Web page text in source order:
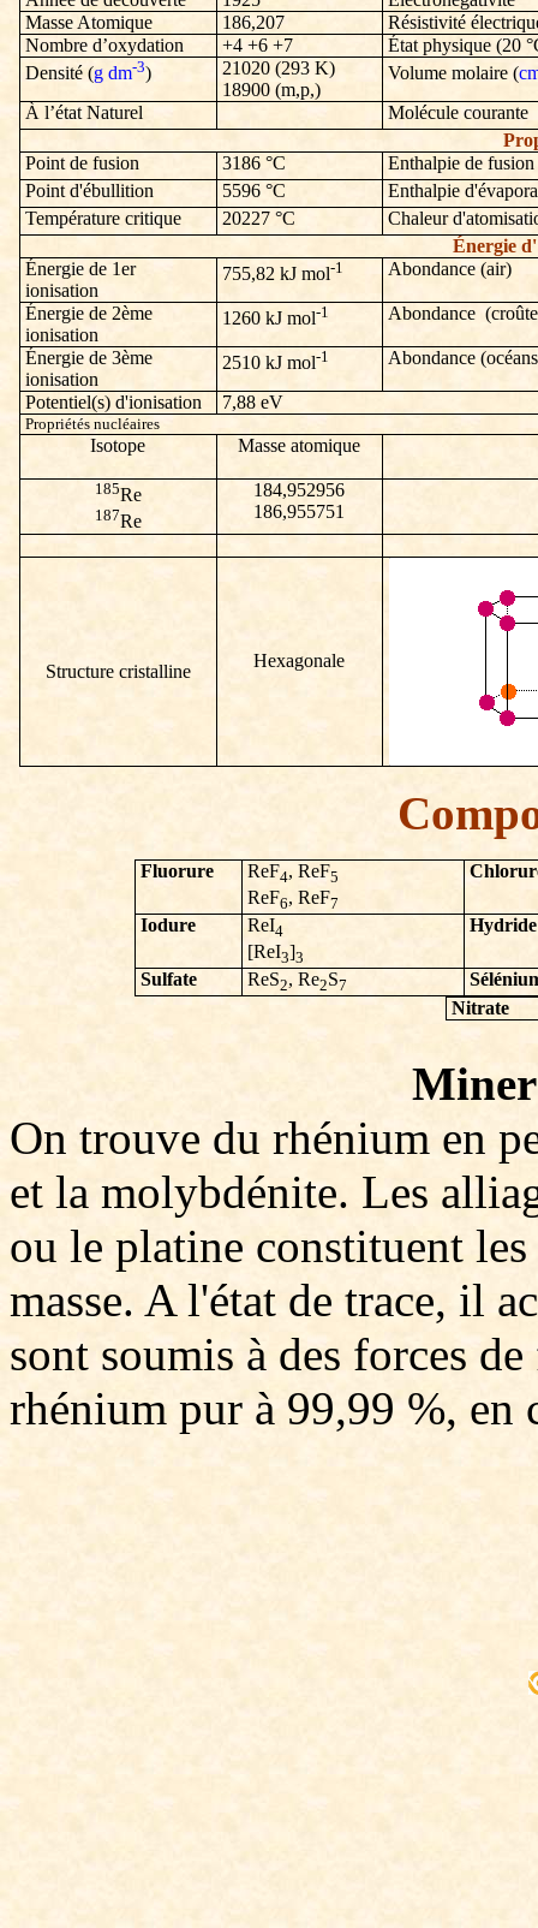
Masse Atomique
186,207
Résistivité
Nombre d’oxydation
+4 +6 +7
État physique (20
Densité (g dm-3) 21020(293 K)
18900(m,p,)
Volume molaire (
À l’état Naturel
Molécule courante
Point de fusion
3186°C
Enthalpie de fusion
Point d'ébullition
5596°C
Enthalpie
Température critique
20227°C
Chaleur
Énergie
Énergie de 1er
ionisation
755,82kJ mol-1 Abondance (air)
Énergie de 2ème
ionisation
1260 kJ mol-1 Abondance
Énergie de 3ème
ionisation
2510 kJ mol-1 Abondance
Potentiel(s) d'ionisation 7,88 eV
Propriétés nucléaires
Isotope Masse atomique
185Re
187Re
184,952956
186,955751
Structure cristalline
Hexagonale
Fluorure ReF4, ReF5
ReF6, ReF7
Iodure ReI4
[ReI3]3
Hydride
Sulfate ReS2, Re2S7
Nitrate
On trouve du rhénium en
et la molybdénite. Les
ou le platine constituent
masse. A l'état de trace, il
sont soumis à des forces
rhénium pur à 99,99 %, en